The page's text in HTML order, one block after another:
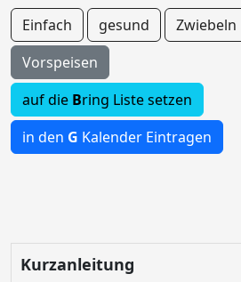
Einfach gesund Zwiebeln
Vorspeisen
auf die Bring Liste setzen
in den G Kalender Eintragen
Kurzanleitung